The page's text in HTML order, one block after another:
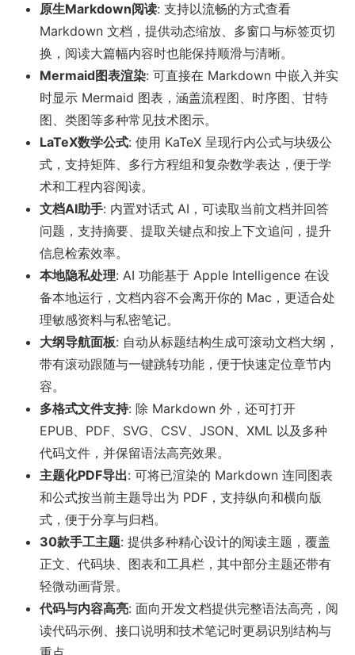
原生Markdown阅读: 支持以流畅的方式查看
Markdown 文档，提供动态缩放、多窗口与标签页切
换，阅读大篇幅内容时也能保持顺滑与清晰。
Mermaid图表渲染: 可直接在 Markdown 中嵌入并实
时显示 Mermaid 图表，涵盖流程图、时序图、甘特
图、类图等多种常见技术图示。
LaTeX数学公式: 使用 KaTeX 呈现行内公式与块级公
式，支持矩阵、多行方程组和复杂数学表达，便于学
术和工程内容阅读。
文档AI助手: 内置对话式 AI，可读取当前文档并回答
问题，支持摘要、提取关键点和按上下文追问，提升
信息检索效率。
本地隐私处理: AI 功能基于 Apple Intelligence 在设
备本地运行，文档内容不会离开你的 Mac，更适合处
理敏感资料与私密笔记。
大纲导航面板: 自动从标题结构生成可滚动文档大纲，
带有滚动跟随与一键跳转功能，便于快速定位章节内
容。
多格式文件支持: 除 Markdown 外，还可打开
EPUB、PDF、SVG、CSV、JSON、XML 以及多种
代码文件，并保留语法高亮效果。
主题化PDF导出: 可将已渲染的 Markdown 连同图表
和公式按当前主题导出为 PDF，支持纵向和横向版
式，便于分享与归档。
30款手工主题: 提供多种精心设计的阅读主题，覆盖
正文、代码块、图表和工具栏，其中部分主题还带有
轻微动画背景。
代码与内容高亮: 面向开发文档提供完整语法高亮，阅
读代码示例、接口说明和技术笔记时更易识别结构与